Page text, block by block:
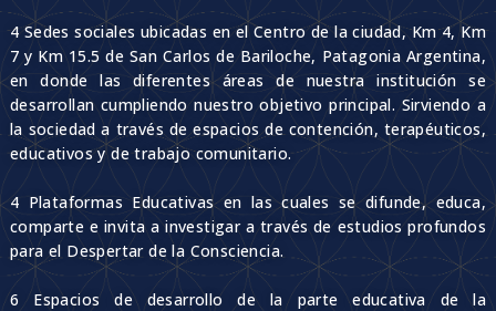
4 Sedes sociales ubicadas en el Centro de la ciudad, Km 4, Km
7 y Km 15.5 de San Carlos de Bariloche, Patagonia Argentina,
en donde las diferentes áreas de nuestra institución se
desarrollan cumpliendo nuestro objetivo principal. Sirviendo a
la sociedad a través de espacios de contención, terapéuticos,
educativos y de trabajo comunitario.
4 Plataformas Educativas en las cuales se difunde, educa,
comparte e invita a investigar a través de estudios profundos
para el Despertar de la Consciencia.
6 Espacios de desarrollo de la parte educativa de la